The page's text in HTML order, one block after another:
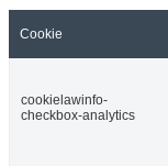
Cookie
cookielawinfo-
checkbox-analytics